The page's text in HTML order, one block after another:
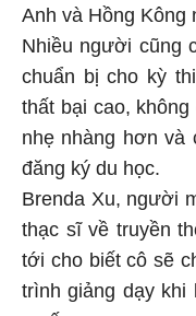
Anh và Hồng Kông
Nhiều người cũng
chuẩn bị cho kỳ
thất bại cao,
nhẹ nhàng hơn và
đăng ký du học.
Brenda Xu, người
thạc sĩ về truyền
tới cho biết cô sẽ
trình giảng dạy khi